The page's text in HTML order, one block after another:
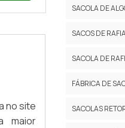
no site
maior
SACOLA DE
SACOS DE
SACOLA DE
FÁBRICA DE
SACOLAS